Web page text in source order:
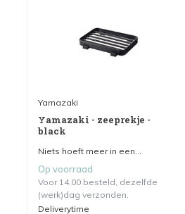
Yamazaki
Yamazaki - zeeprekje -
black
Niets hoeft meer in een...
Op voorraad
Voor 14.00 besteld, dezelfde
(werk)dag verzonden.
Deliverytime